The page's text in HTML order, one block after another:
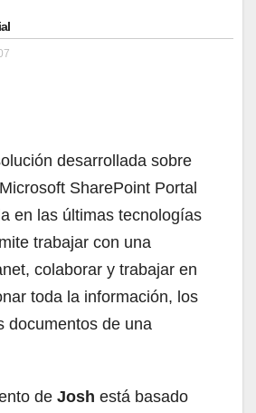
desarrollada sobre
SharePoint Portal
en las últimas tecnologías
trabajar con una
colaborar y trabajar en
toda la información, los
documentos de una
de Josh está basado